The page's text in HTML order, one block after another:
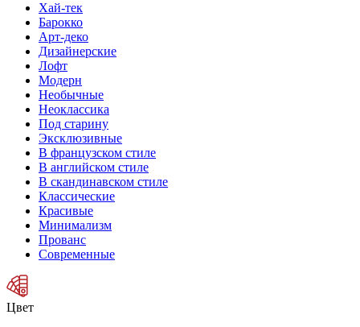
Хай-тек
Барокко
Арт-деко
Дизайнерские
Лофт
Модерн
Необычные
Неоклассика
Под старину
Эксклюзивные
В французском стиле
В английском стиле
В скандинавском стиле
Классические
Красивые
Минимализм
Прованс
Современные
Цвет